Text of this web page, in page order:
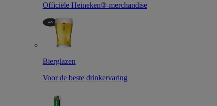
Officiële Heineken®-merchandise
Bierglazen
Voor de beste drinkervaring